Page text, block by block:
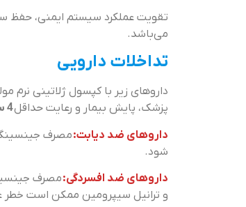
تقویت عملکرد سیستم ایمنی، حفظ
می‌باشد.
تداخلات دارویی
داروهای زیر با کپسول ژلاتینی
پزشک، پایش بیمار و رعایت حداقل
داروهای ضد دیابت:مصرف
شود.
داروهای ضد افسردگی:مصرف
و ترانیل سیپرومین ممکن است خطر